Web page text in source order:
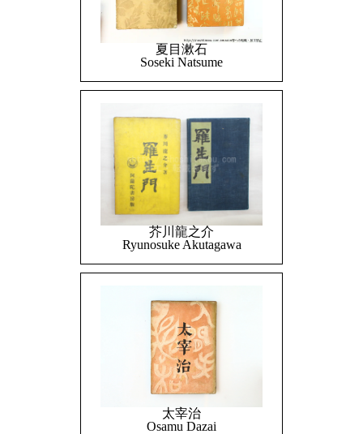
夏目漱石
Soseki Natsume
芥川龍之介
Ryunosuke Akutagawa
太宰治
Osamu Dazai